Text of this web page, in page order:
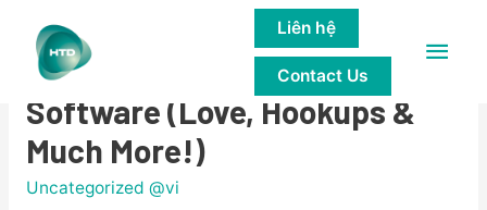
Main
Liên hệ
Contact Us
12 Ideal Internet Dating
Software (Love, Hookups &
Much More!)
Uncategorized @vi